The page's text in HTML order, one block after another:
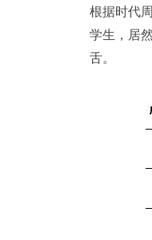
根据时代
学生，居
舌。